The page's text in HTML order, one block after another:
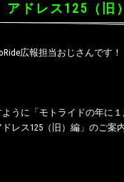
ドレス125（旧
広報担当おじさんです！
うに「モトライドの年に
レス125（旧）編」のご案